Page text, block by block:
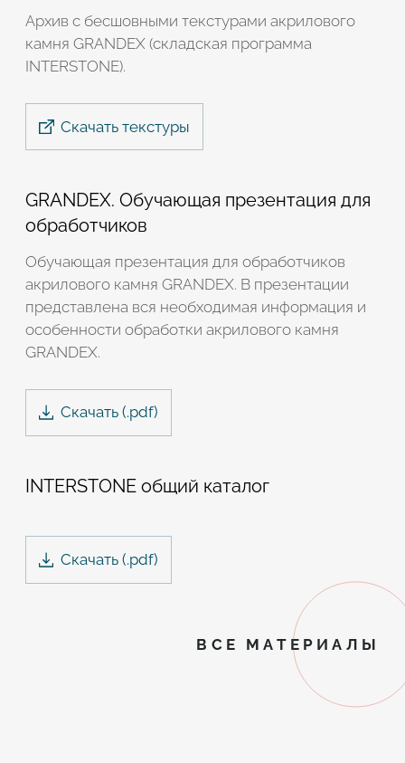
Архив с бесшовными текстурами акрилового
камня GRANDEX (складская программа
INTERSTONE).
Скачать текстуры
GRANDEX. Обучающая презентация для
обработчиков
Обучающая презентация для обработчиков
акрилового камня GRANDEX. В презентации
представлена вся необходимая информация и
особенности обработки акрилового камня
GRANDEX.
Скачать (.pdf)
INTERSTONE общий каталог
Скачать (.pdf)
ВСЕ МАТЕРИАЛЫ